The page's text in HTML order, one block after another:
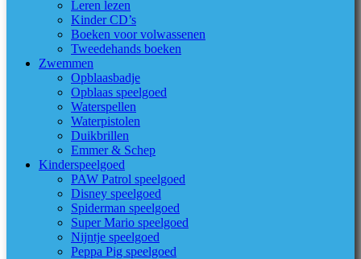
Leren lezen
Kinder CD’s
Boeken voor volwassenen
Tweedehands boeken
Zwemmen
Opblaasbadje
Opblaas speelgoed
Waterspellen
Waterpistolen
Duikbrillen
Emmer & Schep
Kinderspeelgoed
PAW Patrol speelgoed
Disney speelgoed
Spiderman speelgoed
Super Mario speelgoed
Nijntje speelgoed
Peppa Pig speelgoed